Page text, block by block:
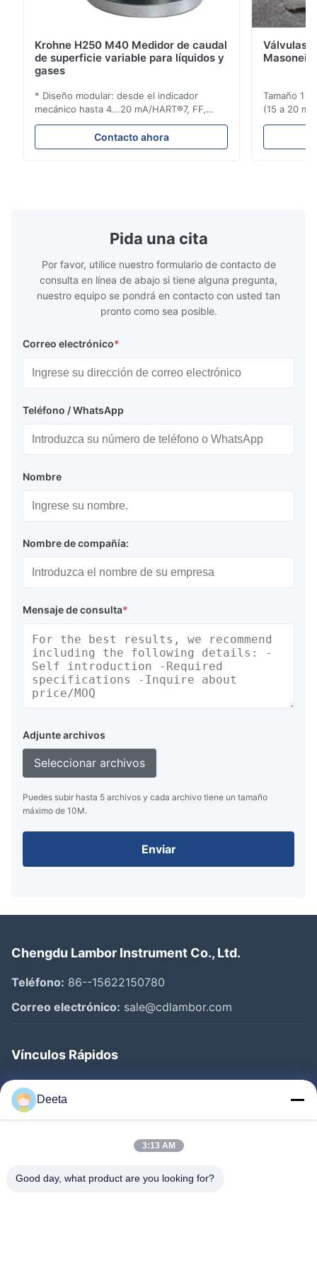
Krohne H250 M40 Medidor de caudal
de superficie variable para líquidos y
gases
* Diseño modular: desde el indicador
mecánico hasta 4...20 mA/HART®7, FF,
Profibus-PA y totalizador * Cualquier
posición de instalación: vertical, horizontal
o en tuberías descendentes * Flange:
Contacto ahora
Válvulas
Tamaño 1
(15 a 20
ensayo de
Pida una cita
Por favor, utilice nuestro formulario de contacto de
consulta en línea de abajo si tiene alguna pregunta,
nuestro equipo se pondrá en contacto con usted tan
pronto como sea posible.
Correo electrónico*
Teléfono / WhatsApp
Nombre
Nombre de compañía:
Mensaje de consulta*
Adjunte archivos
Seleccionar archivos
Puedes subir hasta 5 archivos y cada archivo tiene un tamaño
máximo de 10M.
Enviar
Chengdu Lambor Instrument Co., Ltd.
Teléfono: 86--15622150780
Correo electrónico: sale@cdlambor.com
Vínculos Rápidos
Inicio
Productos
Control De Calidad
Deeta
3:13 AM
Good day, what product are you looking for?